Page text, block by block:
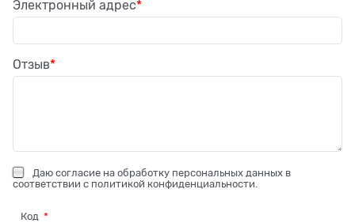
Электронный адрес
Отзыв
Даю согласие на обработку персональных данных в
соответствии с политикой конфиденциальности
Код